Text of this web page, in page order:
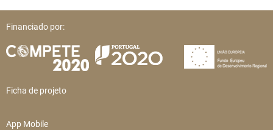
Financiado por:
Ficha de projeto
App Mobile